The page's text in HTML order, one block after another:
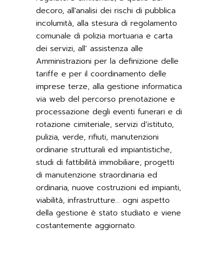
decoro, all’analisi dei rischi di pubblica
incolumità, alla stesura di regolamento
comunale di polizia mortuaria e carta
dei servizi, all’ assistenza alle
Amministrazioni per la definizione delle
tariffe e per il coordinamento delle
imprese terze, alla gestione informatica
via web del percorso prenotazione e
processazione degli eventi funerari e di
rotazione cimiteriale, servizi d’istituto,
pulizia, verde, rifiuti, manutenzioni
ordinarie strutturali ed impiantistiche,
studi di fattibilità immobiliare, progetti
di manutenzione straordinaria ed
ordinaria, nuove costruzioni ed impianti,
viabilità, infrastrutture… ogni aspetto
della gestione è stato studiato e viene
costantemente aggiornato.